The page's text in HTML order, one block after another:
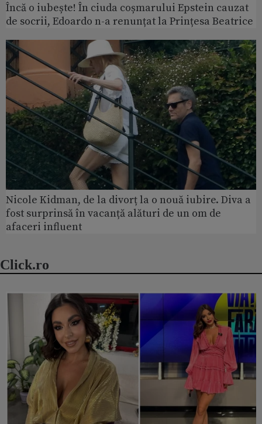
Încă o iubește! În ciuda coșmarului Epstein cauzat
de socrii, Edoardo n-a renunțat la Prințesa Beatrice
Nicole Kidman, de la divorț la o nouă iubire. Diva a
fost surprinsă în vacanță alături de un om de
afaceri influent
Click.ro